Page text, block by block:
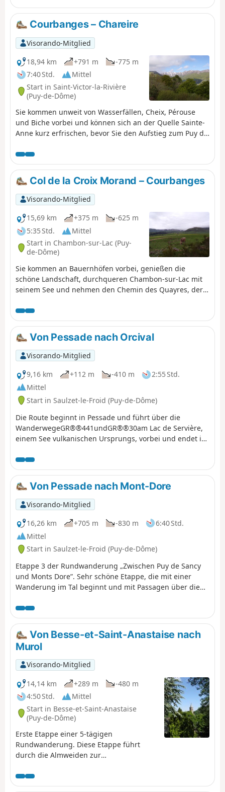
Courbanges – Chareire
Visorando-Mitglied
18,94 km
+791 m
-775 m
7:40 Std.
Mittel
Start in Saint-Victor-la-Rivière
(Puy-de-Dôme)
Sie kommen unweit von Wasserfällen, Cheix, Pérouse
und Biche vorbei und können sich an der Quelle Sainte-
Anne kurz erfrischen, bevor Sie den Aufstieg zum Puy de
Blick auf den Ferienort Super Besse in Angriff nehmen.
Col de la Croix Morand – Courbanges
Visorando-Mitglied
15,69 km
+375 m
-625 m
5:35 Std.
Mittel
Start in Chambon-sur-Lac (Puy-
de-Dôme)
Sie kommen an Bauernhöfen vorbei, genießen die
schöne Landschaft, durchqueren Chambon-sur-Lac mit
seinem See und nehmen den Chemin des Quayres, der
Von Pessade nach Orcival
Visorando-Mitglied
9,16 km
+112 m -410 m
2:55 Std.
Mittel
Start in Saulzet-le-Froid (Puy-de-Dôme)
Die Route beginnt in Pessade und führt über die
WanderwegeGR®®441undGR®®30am Lac de Servière,
einem See vulkanischen Ursprungs, vorbei und endet in
zwischen 1146 und 1178 erbaut wurde.
Von Pessade nach Mont-Dore
Visorando-Mitglied
16,26 km
+705 m -830 m
6:40 Std.
Mittel
Start in Saulzet-le-Froid (Puy-de-Dôme)
Etappe 3 der Rundwanderung „Zwischen Puy de Sancy
und Monts Dore”. Sehr schöne Etappe, die mit einer
Wanderung im Tal beginnt und mit Passagen über die
endet.
Von Besse-et-Saint-Anastaise nach
Murol
Visorando-Mitglied
14,14 km
+289 m
-480 m
4:50 Std.
Mittel
Start in Besse-et-Saint-Anastaise
(Puy-de-Dôme)
Erste Etappe einer 5-tägigen
Rundwanderung. Diese Etappe führt
durch die Almweiden zur
schöne Tour, die in der Nähe des Lac
Chambon endet.